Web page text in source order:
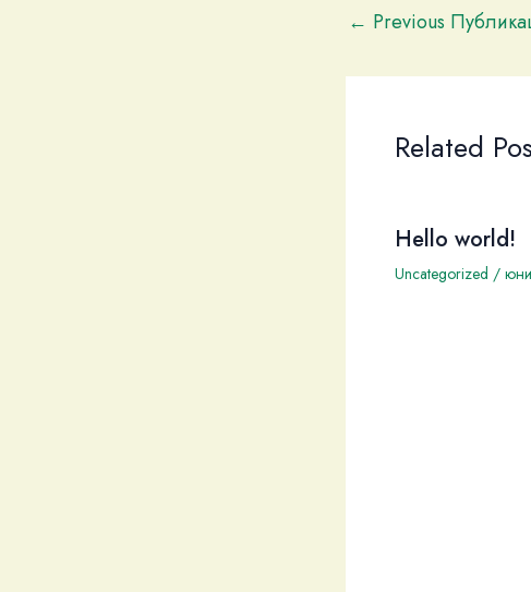
← Previous
Related
Hello world!
Uncategorized /